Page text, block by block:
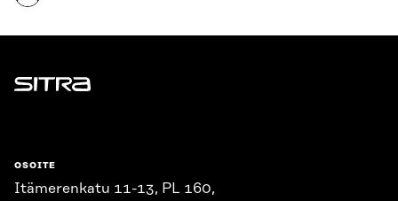
Sitra
OSOITE
Itämerenkatu 11-13, PL 160,